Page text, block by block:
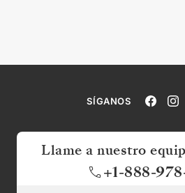
SÍGANOS
Llame a nuestro
+1-888-